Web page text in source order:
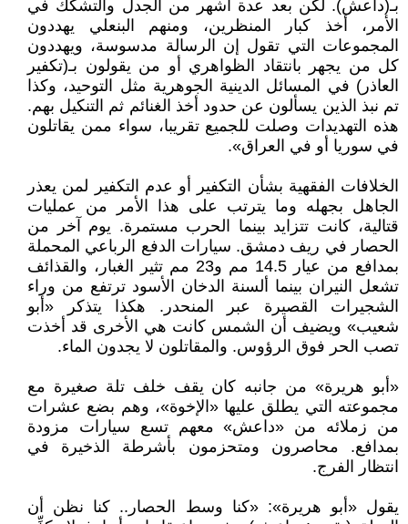
بـ(داعش). لكن بعد عدة أشهر من الجدل والتشكك في
الأمر، أخذ كبار المنظرين، ومنهم البنعلي يهددون
المجموعات التي تقول إن الرسالة مدسوسة، ويهددون
كل من يجهر بانتقاد الظواهري أو من يقولون بـ(تكفير
العاذر) في المسائل الدينية الجوهرية مثل التوحيد، وكذا
تم نبذ الذين يسألون عن حدود أخذ الغنائم ثم التنكيل بهم.
هذه التهديدات وصلت للجميع تقريبا، سواء ممن يقاتلون
في سوريا أو في العراق».
الخلافات الفقهية بشأن التكفير أو عدم التكفير لمن يعذر
الجاهل بجهله وما يترتب على هذا الأمر من عمليات
قتالية، كانت تتزايد بينما الحرب مستمرة. يوم آخر من
الحصار في ريف دمشق. سيارات الدفع الرباعي المحملة
بمدافع من عيار 14.5 مم و23 مم تثير الغبار، والقذائف
تشعل النيران بينما ألسنة الدخان الأسود ترتفع من وراء
الشجيرات القصيرة عبر المنحدر. هكذا يتذكر «أبو
شعيب» ويضيف أن الشمس كانت هي الأخرى قد أخذت
تصب الحر فوق الرؤوس. والمقاتلون لا يجدون الماء.
«أبو هريرة» من جانبه كان يقف خلف تلة صغيرة مع
مجموعته التي يطلق عليها «الإخوة»، وهم بضع عشرات
من زملائه من «داعش» معهم تسع سيارات مزودة
بمدافع. محاصرون ومتحزمون بأشرطة الذخيرة في
انتظار الفرج.
يقول «أبو هريرة»: «كنا وسط الحصار.. كنا نظن أن